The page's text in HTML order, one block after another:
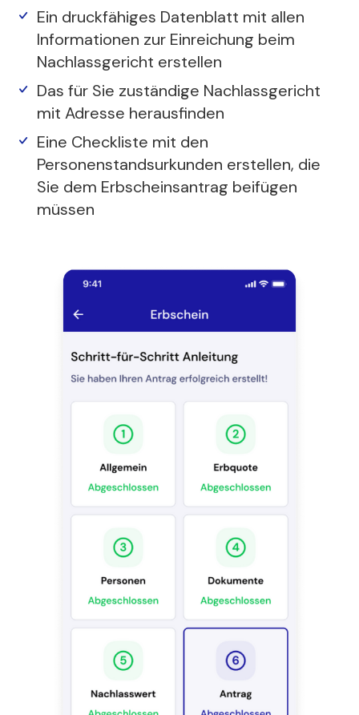
Ein druckfähiges Datenblatt mit allen
Informationen zur Einreichung beim
Nachlassgericht erstellen
Das für Sie zuständige Nachlassgericht
mit Adresse herausfinden
Eine Checkliste mit den
Personenstandsurkunden erstellen, die
Sie dem Erbscheinsantrag beifügen
müssen